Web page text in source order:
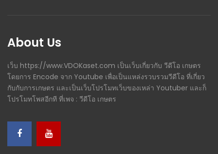
About Us
เว็บ https://www.VDOKaset.com เป็นเว็บเกี่ยวกับ วีดีโอ เกษตร
โดยการ Encode จาก Youtube เพื่อเป็นแหล่งรวบรวมวีดีโอ ที่เกี่ยว
กับกับการเกษตร และเป็นเว็บโปรโมทเว็บของเหล่า Youtuber และก็
โปรโมทโพสอีกที ที่เพจ : วีดีโอ เกษตร